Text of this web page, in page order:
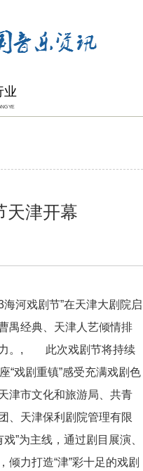
业
天津开幕
河戏剧节”在天津大剧院启
禺经典、天津人艺倾情排
力。, 此次戏剧节将持续
“戏剧重镇”感受充满戏剧色
津市文化和旅游局、共青
、天津保利剧院管理有限
为主线，通过剧目展演、
力打造“津”彩十足的戏剧